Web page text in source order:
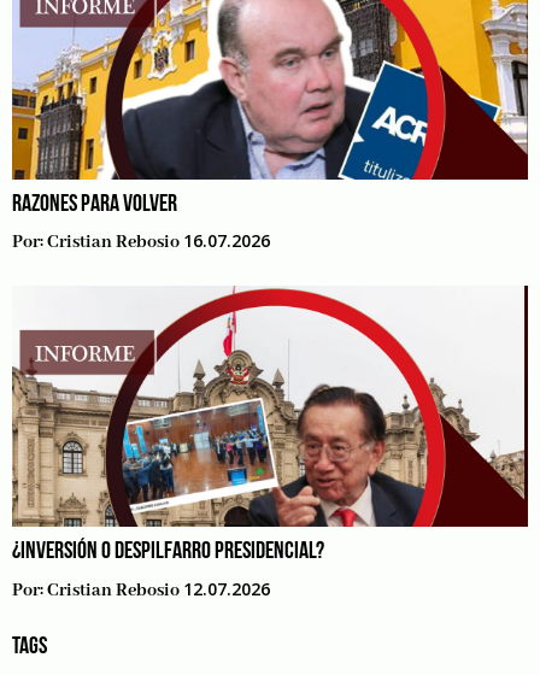
RAZONES PARA VOLVER
Por:Cristian Rebosio 16.07.2026
¿INVERSIÓN O DESPILFARRO PRESIDENCIAL?
Por:Cristian Rebosio 12.07.2026
TAGS